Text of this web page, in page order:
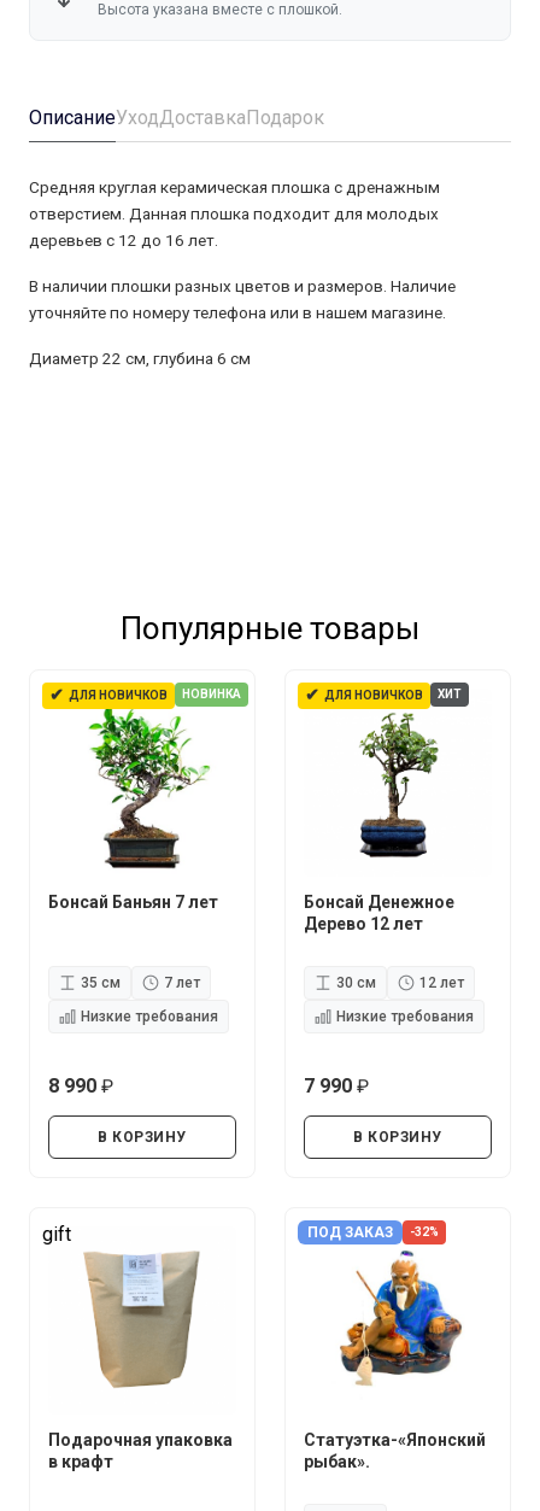
Высота указана вместе с плошкой.
ОписаниеУходДоставкаПодарок
Средняя круглая керамическая плошка с дренажным
отверстием. Данная плошка подходит для молодых
деревьев с 12 до 16 лет.
В наличии плошки разных цветов и размеров. Наличие
уточняйте по номеру телефона или в нашем магазине.
Диаметр 22 см, глубина 6 см
Популярные товары
✔ ДЛЯ НОВИЧКОВ НОВИНКА
Бонсай Баньян 7 лет
35 см
7 лет
Низкие требования
8 990
В КОРЗИНУ
✔ ДЛЯ НОВИЧКОВ ХИТ
Бонсай Денежное
Дерево 12 лет
30 см
12 лет
Низкие требования
7 990
В КОРЗИНУ
gift
Подарочная упаковка
в крафт
ПОД ЗАКАЗ -32%
Статуэтка-«Японский
рыбак».